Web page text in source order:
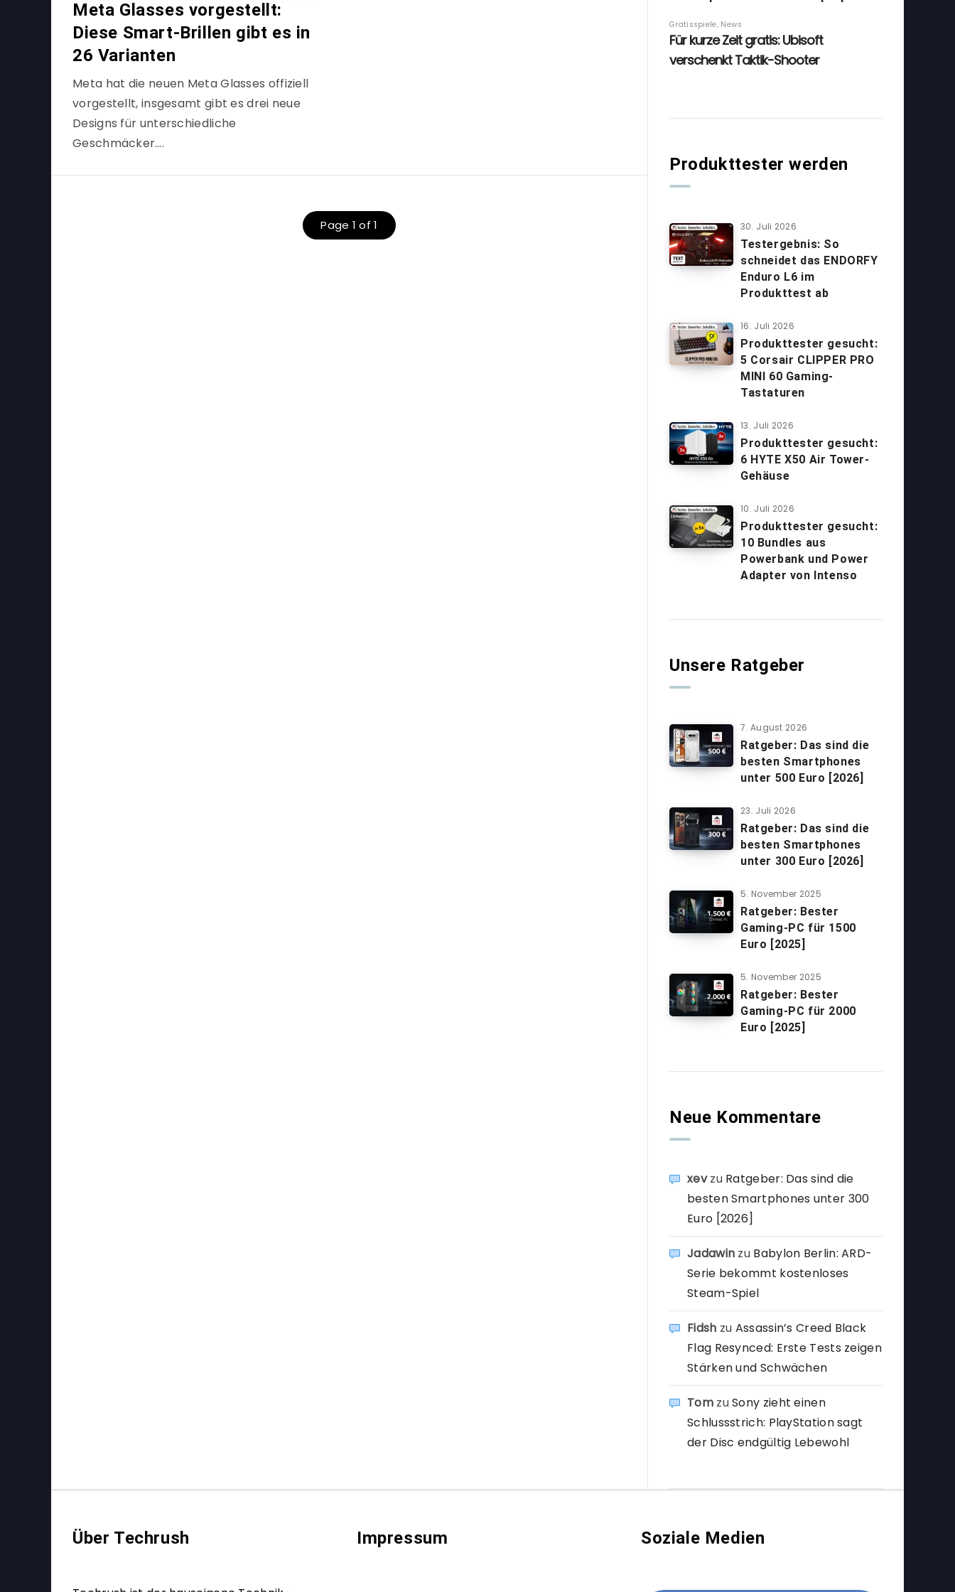
Meta Glasses vorgestellt:
Diese Smart-Brillen gibt es in
26 Varianten
Meta hat die neuen Meta Glasses offiziell
vorgestellt, insgesamt gibt es drei neue
Designs für unterschiedliche
Geschmäcker….
Page 1 of 1
Produkttester werden
30. Juli 2026
Testergebnis: So
schneidet das ENDORFY
Enduro L6 im
Produkttest ab
16. Juli 2026
Produkttester gesucht:
5 Corsair CLIPPER PRO
MINI 60 Gaming-
Tastaturen
13. Juli 2026
Produkttester gesucht:
6 HYTE X50 Air Tower-
Gehäuse
10. Juli 2026
Produkttester gesucht:
10 Bundles aus
Powerbank und Power
Adapter von Intenso
Unsere Ratgeber
7. August 2026
Ratgeber: Das sind die
besten Smartphones
unter 500 Euro [2026]
23. Juli 2026
Ratgeber: Das sind die
besten Smartphones
unter 300 Euro [2026]
5. November 2025
Ratgeber: Bester
Gaming-PC für 1500
Euro [2025]
5. November 2025
Ratgeber: Bester
Gaming-PC für 2000
Euro [2025]
Neue Kommentare
xevzu Ratgeber: Das sind die
besten Smartphones unter 300
Euro [2026]
Jadawin zu Babylon Berlin: ARD-
Serie bekommt kostenloses
Steam-Spiel
Fidsh zu Assassin’s Creed Black
Flag Resynced: Erste Tests zeigen
Stärken und Schwächen
TomzuSony zieht einen
Schlussstrich: PlayStation sagt
der Disc endgültig Lebewohl
Über Techrush Impressum Soziale Medien